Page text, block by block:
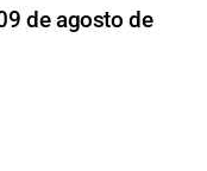
de agosto de